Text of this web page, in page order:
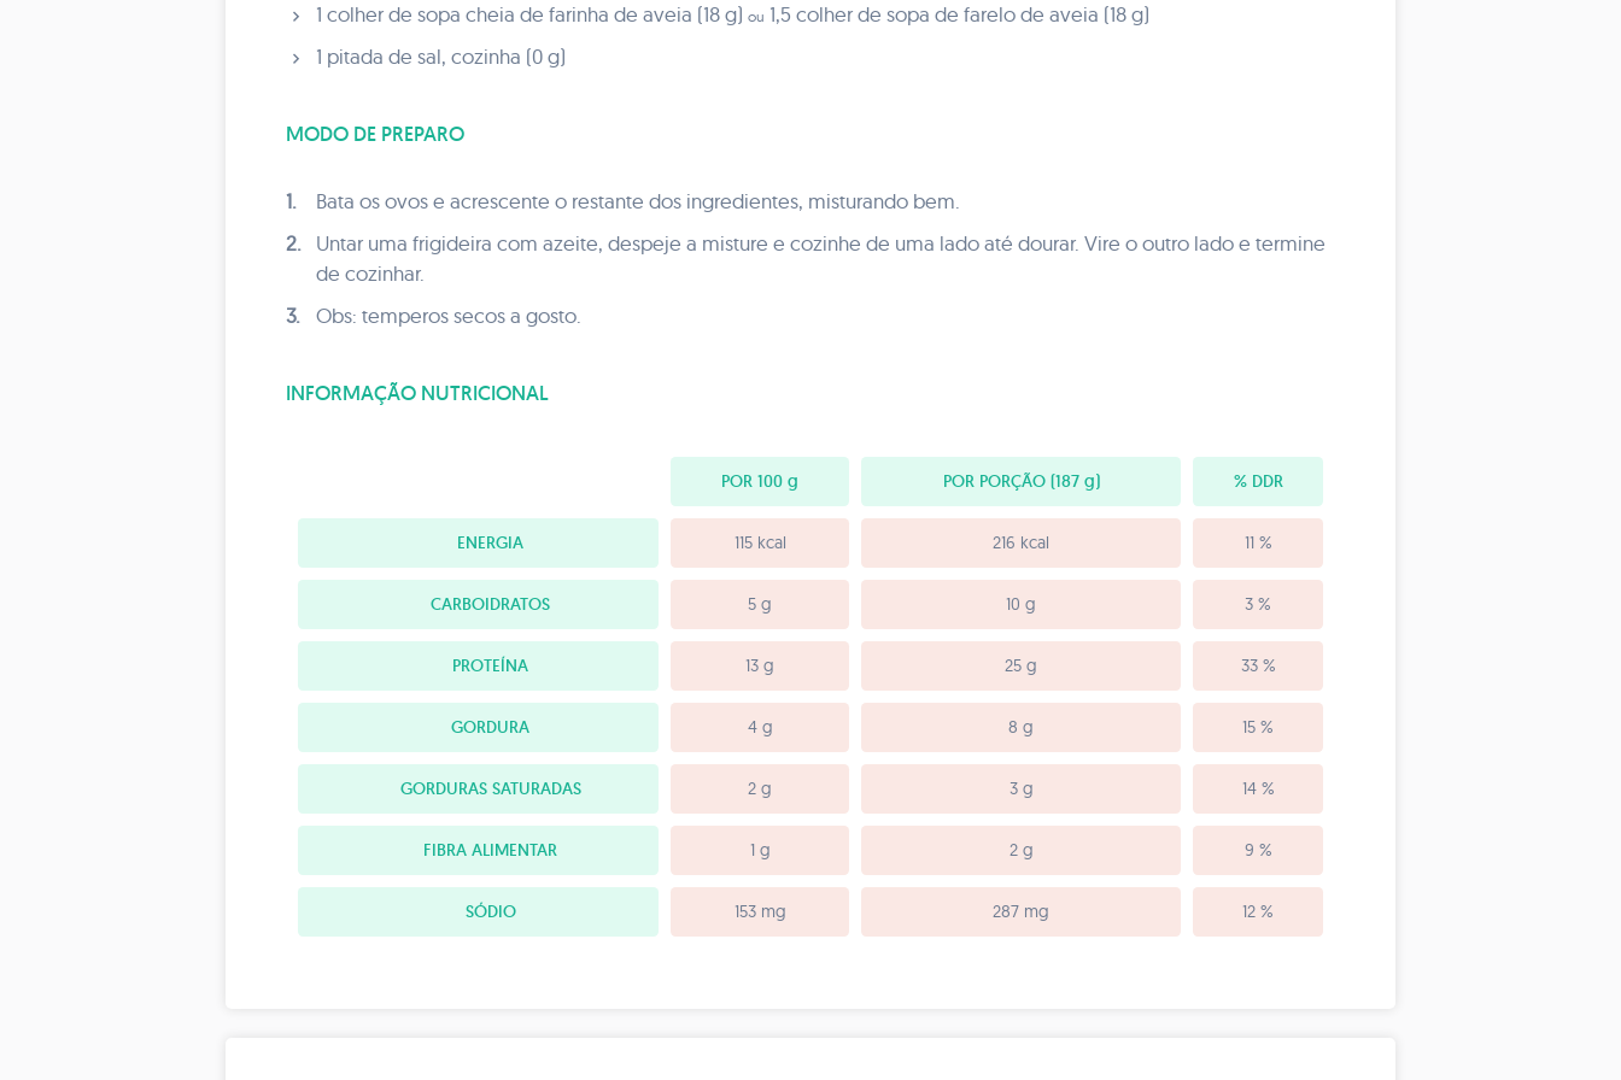
1 colher de sopa cheia de farinha de aveia (18 g) ou 1,5 colher de sopa de farelo de aveia (18 g)
1 pitada de sal, cozinha (0 g)
MODO DE PREPARO
1.
Bata os ovos e acrescente o restante dos ingredientes, misturando bem.
2.
Untar uma frigideira com azeite, despeje a misture e cozinhe de uma lado até dourar. Vire o outro lado e termine
de cozinhar.
3.
Obs: temperos secos a gosto.
INFORMAÇÃO NUTRICIONAL
POR 100 g POR PORÇÃO(187 g) % DDR
ENERGIA 115 kcal 216 kcal 11 %
CARBOIDRATOS 5 g 10 g 3 %
PROTEÍNA 13 g 25 g 33 %
GORDURA 4 g 8 g 15 %
GORDURAS SATURADAS 2 g 3 g 14 %
FIBRA ALIMENTAR 1 g 2 g 9 %
SÓDIO 153 mg 287 mg 12 %